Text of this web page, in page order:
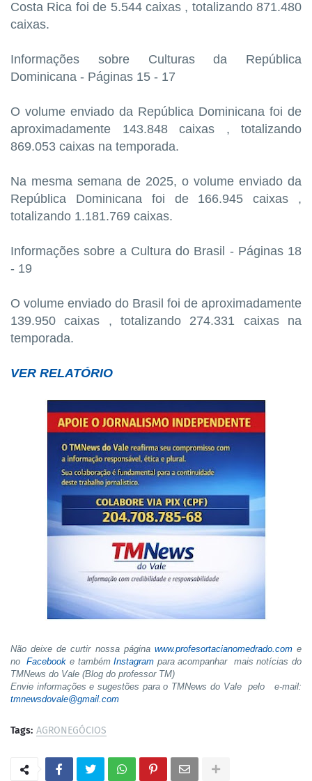
Costa Rica foi de 5.544 caixas , totalizando 871.480
caixas.
Informações sobre Culturas da República
Dominicana - Páginas 15 - 17
O volume enviado da República Dominicana foi de
aproximadamente 143.848 caixas , totalizando
869.053 caixas na temporada.
Na mesma semana de 2025, o volume enviado da
República Dominicana foi de 166.945 caixas ,
totalizando 1.181.769 caixas.
Informações sobre a Cultura do Brasil - Páginas 18
- 19
O volume enviado do Brasil foi de aproximadamente
139.950 caixas , totalizando 274.331 caixas na
temporada.
VER RELATÓRIO
Não deixe de curtir nossa página www.profesortacianomedrado.come
noFacebook e tambémInstagram para acompanhar mais notícias do
TMNews do Vale (Blog do professor TM)
Envie informações e sugestões para o TMNews do Vale pelo e-mail:
tmnewsdovale@gmail.com
Tags: AGRONEGÓCIOS